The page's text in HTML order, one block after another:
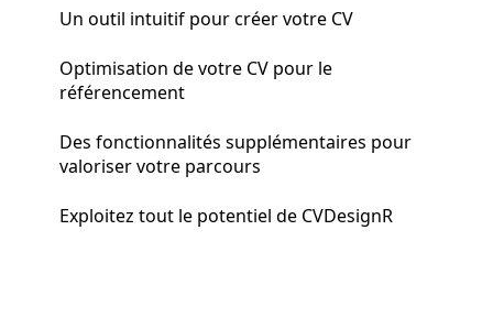
Un outil intuitif pour créer votre CV
Optimisation de votre CV pour le
référencement
Des fonctionnalités supplémentaires pour
valoriser votre parcours
Exploitez tout le potentiel de CVDesignR